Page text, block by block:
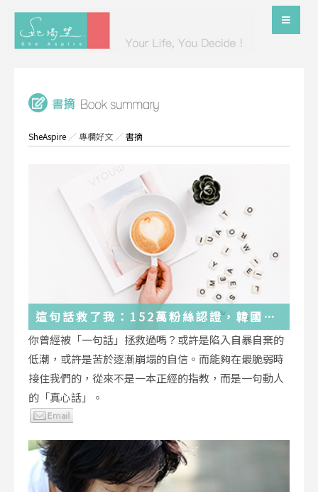
SheAspire ／專欄好文 ／書摘
這句話救了我：152萬粉絲認證，韓國最
受歡迎的YouTuber「國民姐姐」金美敬
為跌落情緒深淵的你雪中送炭！
你曾經被「一句話」拯救過嗎？或許是陷入自暴自棄的
低潮，或許是苦於逐漸崩塌的自信。而能夠在最脆弱時
接住我們的，從來不是一本正經的指教，而是一句動人
的「真心話」。